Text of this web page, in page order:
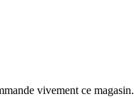
vivement ce magasin.